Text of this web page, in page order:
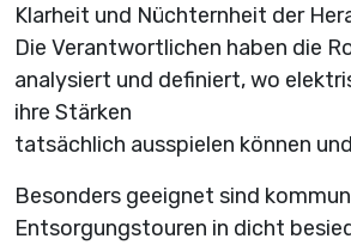
Klarheit und Nüchternheit der
Die Verantwortlichen haben die
analysiert und definiert, wo
ihre Stärken
tatsächlich ausspielen können
Besonders geeignet sind
Entsorgungstouren in dicht